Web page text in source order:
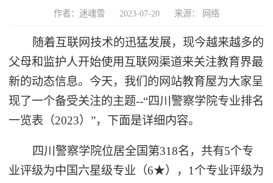
作者：迷魂雪 2023-07-20 来源： 网络
随着互联网技术的迅猛发展，现今越来越多的
父母和监护人开始使用互联网渠道来关注教育界最
新的动态信息。今天，我们的网站教育屋为大家呈
现了一个备受关注的主题--“四川警察学院专业排名
一览表（2023）”，下面是详细内容。
四川警察学院位居全国第318名，共有5个专
业评级为中国六星级专业（6★），1个专业评级为